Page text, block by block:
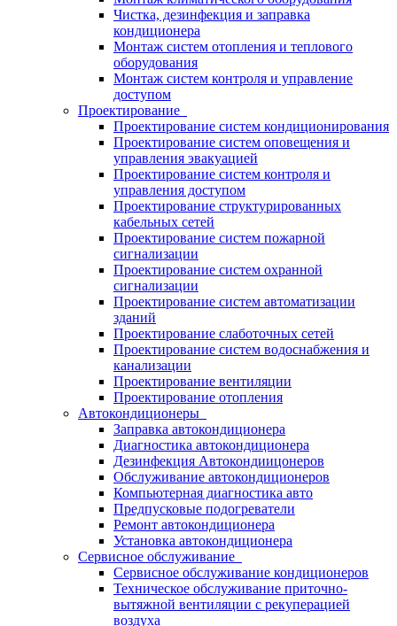
Чистка, дезинфекция и заправка
кондиционера
Монтаж систем отопления и теплового
оборудования
Монтаж систем контроля и управление
доступом
Проектирование
Проектирование систем кондиционирования
Проектирование систем оповещения и
управления эвакуацией
Проектирование систем контроля и
управления доступом
Проектирование структурированных
кабельных сетей
Проектирование систем пожарной
сигнализации
Проектирование систем охранной
сигнализации
Проектирование систем автоматизации
зданий
Проектирование слаботочных сетей
Проектирование систем водоснабжения и
канализации
Проектирование вентиляции
Проектирование отопления
Автокондиционеры
Заправка автокондиционера
Диагностика автокондиционера
Дезинфекция Автокондиицонеров
Обслуживание автокондиционеров
Компьютерная диагностика авто
Предпусковые подогреватели
Ремонт автокондиционера
Установка автокондиционера
Сервисное обслуживание
Сервисное обслуживание кондиционеров
Техническое обслуживание приточно-
вытяжной вентиляции с рекуперацией
воздуха